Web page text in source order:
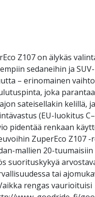
Z107 on älykäs
sedaneihin ja
– erinomainen
joka parantaa
sateisellakin kelillä,
(EU-luokitus
pidentää renkaan
ZuperEco Z107 -
mallien 20-tuumaisiin
suorituskykyä
tai
rengas vaurioituisi